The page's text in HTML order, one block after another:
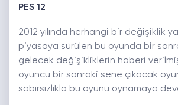
PES 12
2012 yılında herhangi bir değişiklik
piyasaya sürülen bu oyunda bir
gelecek değişikliklerin haberi
oyuncu bir sonraki sene çıkacak
sabırsızlıkla bu oyunu oynamaya